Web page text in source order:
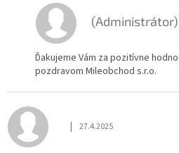
(Administrátor)
Ďakujeme Vám za pozitívne
pozdravom Mileobchod s.r.o.
Hodnotenie obchodu je 5 z
| 27.4.2025